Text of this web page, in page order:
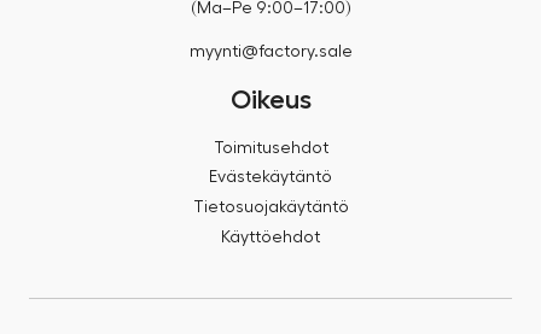
(Ma–Pe 9:00–17:00)
myynti@factory.sale
Oikeus
Toimitusehdot
Evästekäytäntö
Tietosuojakäytäntö
Käyttöehdot